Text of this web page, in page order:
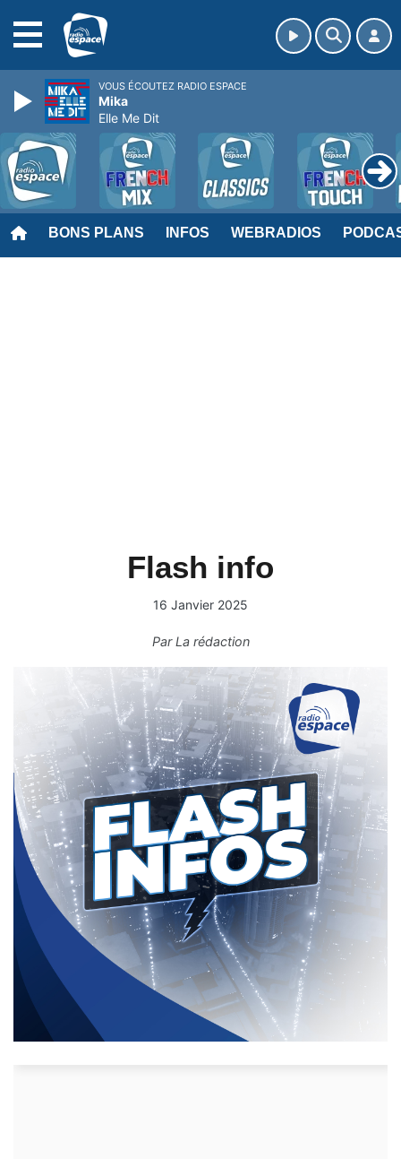
BONS PLANS INFOS WEBRADIOS
Flash info
16 Janvier 2025
ParLa rédaction
VOUS ÉCOUTEZ RADIO ESPACE
Mika
Elle Me Dit